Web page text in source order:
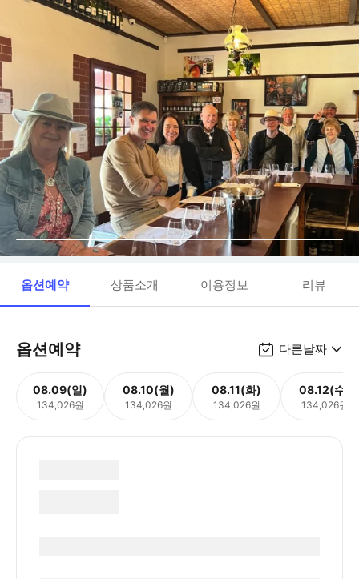
옵션예약 상품소개 이용정보 리뷰
옵션예약 다른날짜
08.09(일)
134,026원
08.10(월)
134,026원
08.11(화)
134,026원
08.12(수)
134,026원